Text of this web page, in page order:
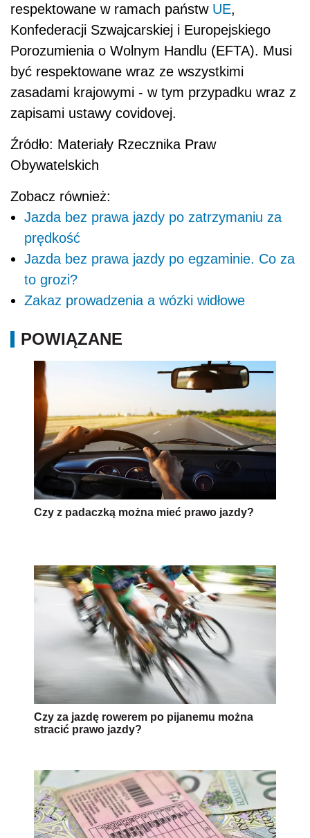
respektowane w ramach państw UE,
Konfederacji Szwajcarskiej i Europejskiego
Porozumienia o Wolnym Handlu (EFTA). Musi
być respektowane wraz ze wszystkimi
zasadami krajowymi - w tym przypadku wraz z
zapisami ustawy covidovej.
Źródło: Materiały Rzecznika Praw
Obywatelskich
Zobacz również:
Jazda bez prawa jazdy po zatrzymaniu za
prędkość
Jazda bez prawa jazdy po egzaminie. Co za
to grozi?
Zakaz prowadzenia a wózki widłowe
POWIĄZANE
Czy z padaczką można mieć prawo jazdy?
Czy za jazdę rowerem po pijanemu można
stracić prawo jazdy?